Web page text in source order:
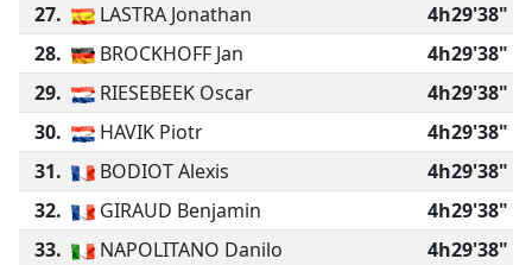
27.
LASTRA Jonathan
4h29'38"
28.
BROCKHOFF Jan
4h29'38"
29.
RIESEBEEK Oscar
4h29'38"
30.
HAVIK Piotr
4h29'38"
31.
BODIOT Alexis
4h29'38"
32.
GIRAUD Benjamin
4h29'38"
33.
NAPOLITANO Danilo
4h29'38"